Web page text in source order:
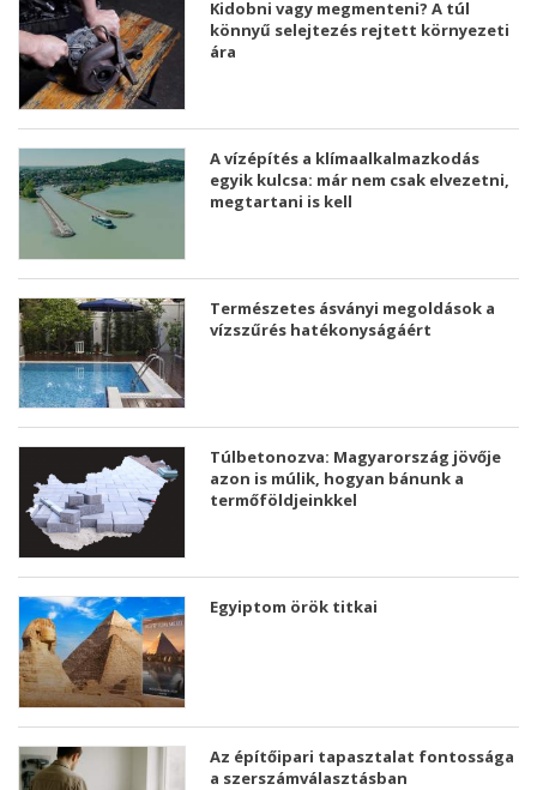
Kidobni vagy megmenteni? A túl
könnyű selejtezés rejtett környezeti
ára
A vízépítés a klímaalkalmazkodás
egyik kulcsa: már nem csak elvezetni,
megtartani is kell
Természetes ásványi megoldások a
vízszűrés hatékonyságáért
Túlbetonozva: Magyarország jövője
azon is múlik, hogyan bánunk a
termőföldjeinkkel
Egyiptom örök titkai
Az építőipari tapasztalat fontossága
a szerszámválasztásban